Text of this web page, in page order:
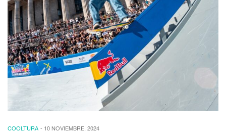
COOLTURA - 10 NOVIEMBRE, 2024